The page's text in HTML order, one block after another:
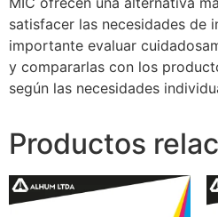
satisfacer las necesidades de
importante evaluar
y compararlas con los
según las necesidades
Productos